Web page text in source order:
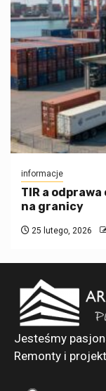
informacje
TIR a
na granicy
25 lutego, 2026
Jesteśmy
Remonty i